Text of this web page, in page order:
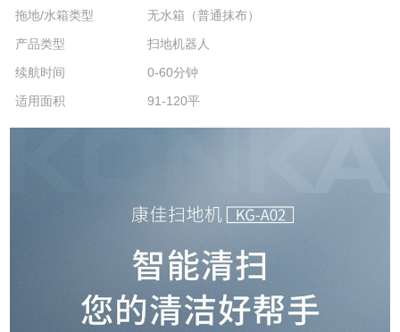
拖地/水箱类型
无水箱（普通抹布）
产品类型
扫地机器人
续航时间
0-60分钟
适用面积
91-120平